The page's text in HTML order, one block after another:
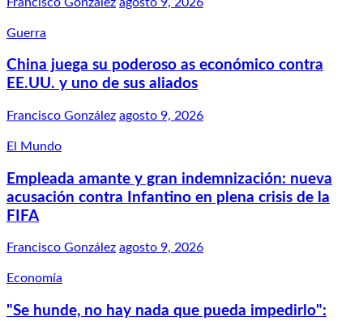
Guerra
China juega su poderoso as económico contra
EE.UU. y uno de sus aliados
Francisco González agosto 9, 2026
El Mundo
Empleada amante y gran indemnización: nueva
acusación contra Infantino en plena crisis de la
FIFA
Francisco González agosto 9, 2026
Economía
"Se hunde, no hay nada que pueda impedirlo":